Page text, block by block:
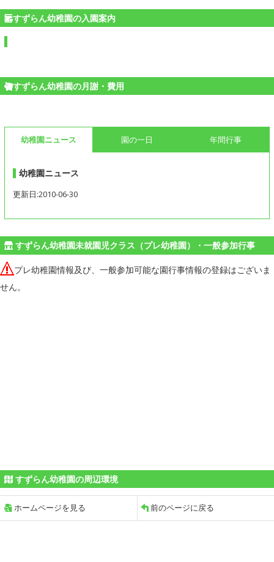
すずらん幼稚園の入園案内
すずらん幼稚園の月謝・費用
幼稚園ニュース 園の一日 年間行事
幼稚園ニュース
更新日:2010-06-30
すずらん幼稚園未就園児クラス（プレ幼稚園）・一般参加行事
プレ幼稚園情報及び、一般参加可能な園行事情報の登録はございま
せん。
すずらん幼稚園の周辺環境
ホームページを見る 前のページに戻る